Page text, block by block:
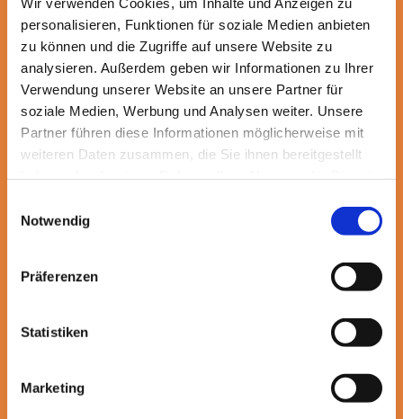
personalisieren, Funktionen für soziale Medien anbieten
zu können und die Zugriffe auf unsere Website zu
analysieren. Außerdem geben wir Informationen zu Ihrer
Verwendung unserer Website an unsere Partner für
soziale Medien, Werbung und Analysen weiter. Unsere
Partner führen diese Informationen möglicherweise mit
weiteren Daten zusammen, die Sie ihnen bereitgestellt
Notwendig
Präferenzen
Statistiken
Marketing
Lernen Sie uns kennen